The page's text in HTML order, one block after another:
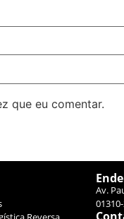
que eu comentar.
Av.